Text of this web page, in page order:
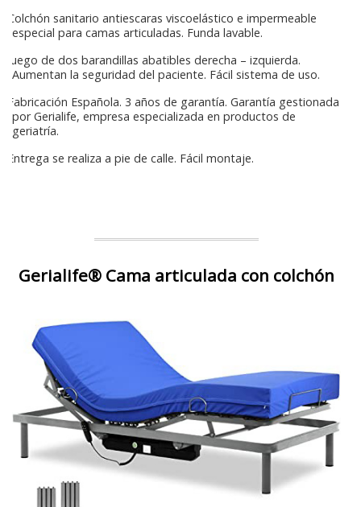
Colchón sanitario antiescaras viscoelástico e impermeable
especial para camas articuladas. Funda lavable.
Juego de dos barandillas abatibles derecha – izquierda.
Aumentan la seguridad del paciente. Fácil sistema de uso.
Fabricación Española. 3 años de garantía. Garantía gestionada
por Gerialife, empresa especializada en productos de
geriatría.
Entrega se realiza a pie de calle. Fácil montaje.
Gerialife® Cama articulada con colchón